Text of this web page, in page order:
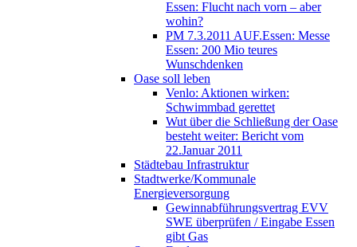
Essen: Flucht nach vorn – aber
wohin?
PM 7.3.2011 AUF.Essen: Messe
Essen: 200 Mio teures
Wunschdenken
Oase soll leben
Venlo: Aktionen wirken:
Schwimmbad gerettet
Wut über die Schließung der Oase
besteht weiter: Bericht vom
22.Januar 2011
Städtebau Infrastruktur
Stadtwerke/Kommunale
Energieversorgung
Gewinnabführungsvertrag EVV
SWE überprüfen / Eingabe Essen
gibt Gas